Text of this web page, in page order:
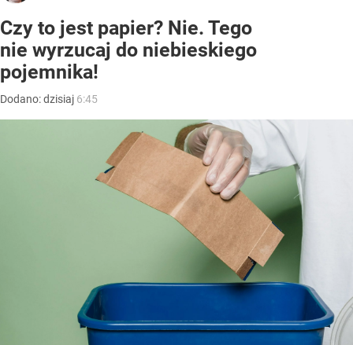
Czy to jest papier? Nie. Tego
nie wyrzucaj do niebieskiego
pojemnika!
Dodano:dzisiaj 6:45